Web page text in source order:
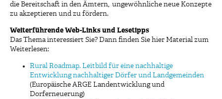
die Bereitschaft in den Ämtern, ungewöhnliche neue Konzepte
zu akzeptieren und zu fördern.
Weiterführende Web-Links und Lesetipps
Das Thema interessiert Sie? Dann finden Sie hier Material zum
Weiterlesen:
Rural Roadmap. Leitbild für eine nachhaltige
Entwicklung nachhaltiger Dörfer und Landgemeinden
(Europäische ARGE Landentwicklung und
Dorferneuerung)